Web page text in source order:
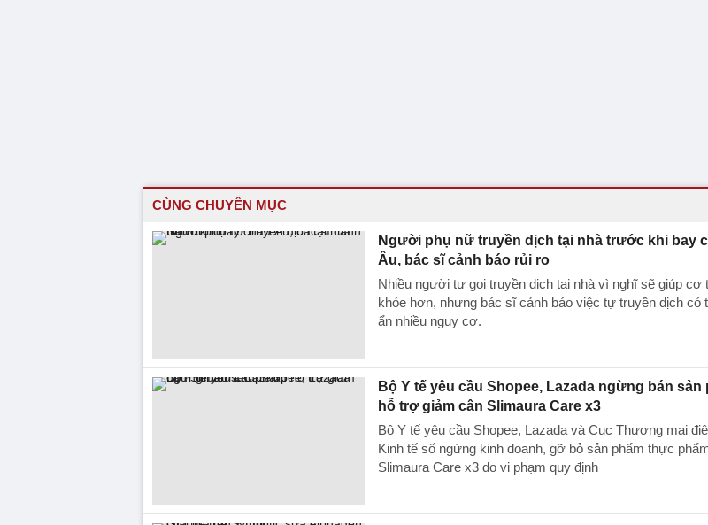
CÙNG CHUYÊN MỤC
Người phụ nữ truyền dịch tại nhà trước khi bay
Âu, bác sĩ cảnh báo rủi ro
Nhiều người tự gọi truyền dịch tại nhà vì nghĩ sẽ giúp cơ
khỏe hơn, nhưng bác sĩ cảnh báo việc tự truyền dịch có
ẩn nhiều nguy cơ.
Bộ Y tế yêu cầu Shopee, Lazada ngừng bán sản
hỗ trợ giảm cân Slimaura Care x3
Bộ Y tế yêu cầu Shopee, Lazada và Cục Thương mại
Kinh tế số ngừng kinh doanh, gỡ bỏ sản phẩm thực
Slimaura Care x3 do vi phạm quy định